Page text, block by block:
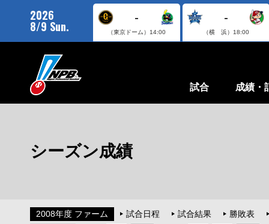
2026
8/9 Sun.
-
（東京ドーム） 14:00
-
（横 浜） 18:00
試合 成績・
シーズン成績
2008年度 ファーム 試合日程 試合結果
勝敗表